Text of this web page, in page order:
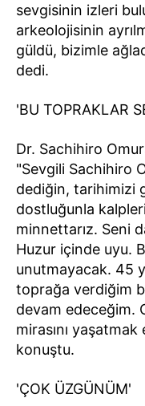
sevgisinin izleri
arkeolojisinin
güldü, bizimle
dedi.
'BU TOPRAKLAR
Dr. Sachihiro
"Sevgili Sachihiro
dediğin, tarihimizi
dostluğunla
minnettarız. Seni
Huzur içinde uyu.
unutmayacak. 45
toprağa verdiğim
devam edeceğim.
mirasını
konuştu.
'ÇOK ÜZGÜNÜM'